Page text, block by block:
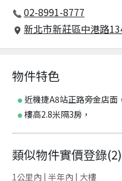
02-8991-8777
新北市新莊區中港路
物件特色
近機捷A8站正路旁金店面，
樓高2.8米隔3房，
類似物件實價登錄(2)
1公里內 | 半年內 | 大樓